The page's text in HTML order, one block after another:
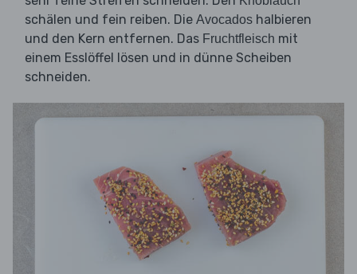
schälen und fein reiben. Die Avocados halbieren
und den Kern entfernen. Das Fruchtfleisch mit
einem Esslöffel lösen und in dünne Scheiben
schneiden.